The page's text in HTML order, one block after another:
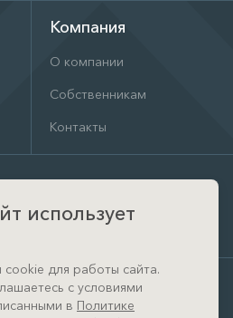
Компания
О компании
Собственникам
Контакты
Райта, д. 1 (КП Кристал
использует
для работы сайта.
с условиями
в Политике